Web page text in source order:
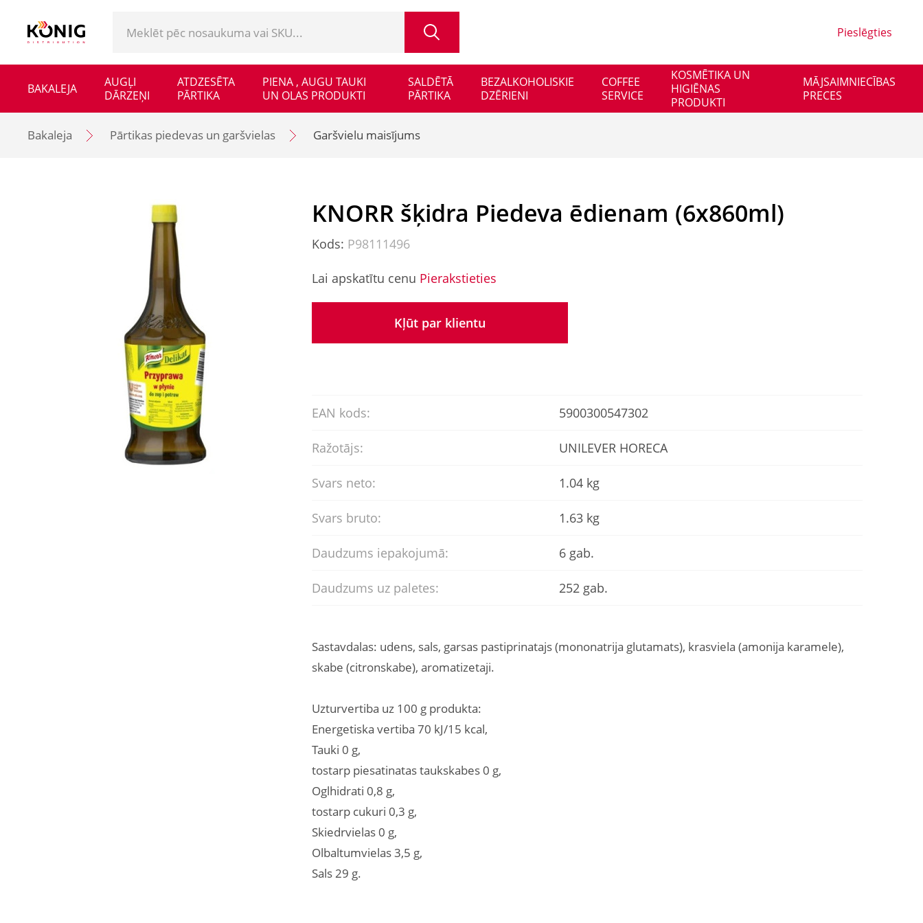
Pieslēgties
BAKALEJA
AUGĻI
DĀRZEŅI
ATDZESĒTA
PĀRTIKA
PIENA , AUGU TAUKI
UN OLAS PRODUKTI
SALDĒTĀ
PĀRTIKA
BEZALKOHOLISKIE
DZĒRIENI
COFFEE
SERVICE
KOSMĒTIKA UN
HIGIĒNAS
PRODUKTI
MĀJSAIMNIECĪBAS
PRECES
Bakaleja Pārtikas piedevas un garšvielas Garšvielu maisījums
KNORR šķidra Piedeva ēdienam (6x860ml)
Kods: P98111496
Lai apskatītu cenu Pierakstieties
Kļūt par klientu
EAN kods: 5900300547302
Ražotājs: UNILEVER HORECA
Svars neto: 1.04 kg
Svars bruto: 1.63 kg
Daudzums iepakojumā: 6 gab.
Daudzums uz paletes: 252 gab.
Sastavdalas: udens, sals, garsas pastiprinatajs (mononatrija glutamats), krasviela (amonija karamele),
skabe (citronskabe), aromatizetaji.
Uzturvertiba uz 100 g produkta:
Energetiska vertiba 70 kJ/15 kcal,
Tauki 0 g,
tostarp piesatinatas taukskabes 0 g,
Oglhidrati 0,8 g,
tostarp cukuri 0,3 g,
Skiedrvielas 0 g,
Olbaltumvielas 3,5 g,
Sals 29 g.